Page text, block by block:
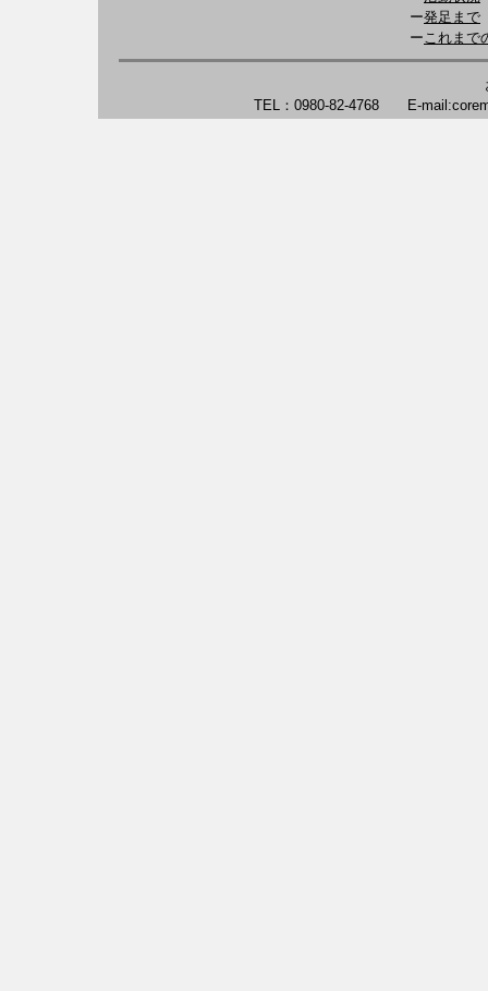
ー発足まで
ー これまで
TEL：0980-82-4768 E-